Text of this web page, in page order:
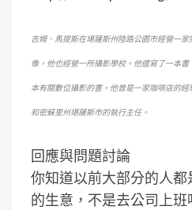
吉姆．馬提斯在堪薩斯州陸路公園市經營一
像。他也經營一所攝影學校。他還寫了一本
本有關數位攝影的書。他曾是一家咖啡店的經
和密蘇里州堪薩斯市的執行主任。
回應與問題討論
你知道以前大部分的人
的生意，不是去公司上